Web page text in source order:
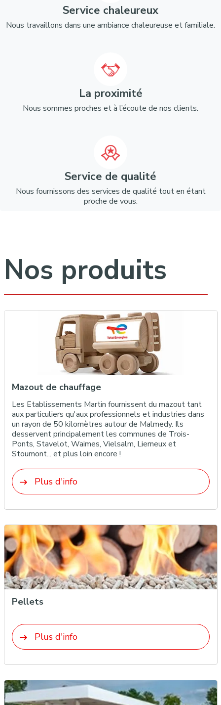
Service chaleureux
Nous travaillons dans une ambiance chaleureuse et familiale.
La proximité
Nous sommes proches et à l’écoute de nos clients.
Service de qualité
Nous fournissons des services de qualité tout en étant
proche de vous.
Nos produits
Mazout de chauffage
Les Etablissements Martin fournissent du mazout tant
aux particuliers qu'aux professionnels et industries dans
un rayon de 50 kilomètres autour de Malmedy. Ils
desservent principalement les communes de Trois-
Ponts, Stavelot, Waimes, Vielsalm, Lierneux et
Stoumont... et plus loin encore !
Plus d'info
Pellets
Plus d'info